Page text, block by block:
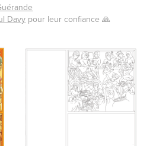
Davy pour leur confiance 🙏